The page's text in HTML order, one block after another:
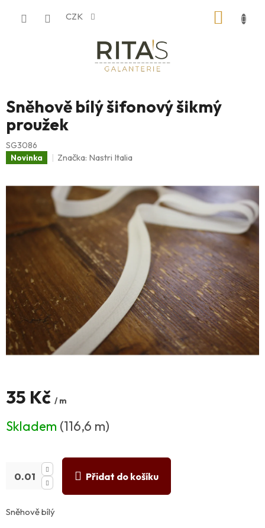
CZK
Sněhově bílý šifonový šikmý
proužek
SG3086
Novinka Značka: Nastri Italia
35 Kč / m
cena:
Skladem (116,6 m)
Přidat do košíku
Sněhově bílý